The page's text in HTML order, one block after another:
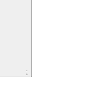
;